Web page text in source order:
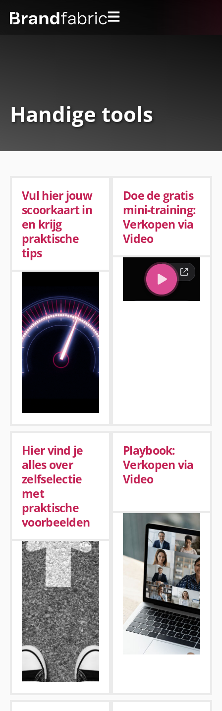
Handige tools
Vul hier jouw
scoorkaart in
en krijg
praktische
tips
Doe de gratis
mini-training:
Verkopen via
Video
Hier vind je
alles over
zelfselectie
met
praktische
voorbeelden
Playbook:
Verkopen via
Video